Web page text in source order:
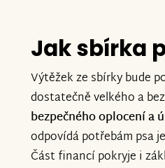
Jak sbírka
Výtěžek ze sbírky bude
dostatečně velkého a
bezpečného oplocení a
odpovídá potřebám psa
Část financí pokryje i